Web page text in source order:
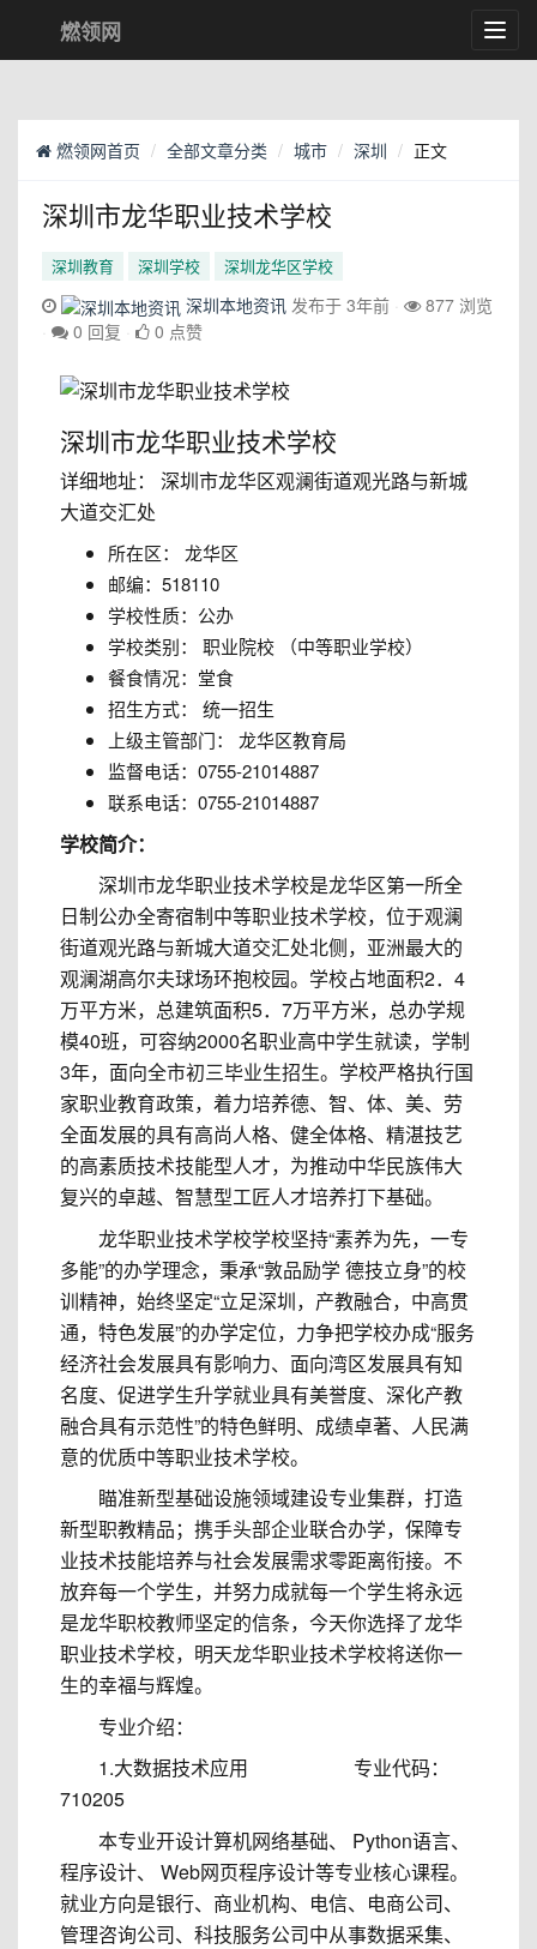
燃领网
燃领网首页 全部文章分类 城市 深圳 正文
深圳市龙华职业技术学校
深圳教育 深圳学校 深圳龙华区学校
深圳本地资讯 发布于 3年前
877 浏览
0 回复
0 点赞
深圳市龙华职业技术学校
详细地址： 深圳市龙华区观澜街道观光路与新城
大道交汇处
所在区： 龙华区
邮编：518110
学校性质：公办
学校类别： 职业院校 （中等职业学校）
餐食情况：堂食
招生方式： 统一招生
上级主管部门： 龙华区教育局
监督电话：0755-21014887
联系电话：0755-21014887
学校简介：
深圳市龙华职业技术学校是龙华区第一所全
日制公办全寄宿制中等职业技术学校，位于观澜
街道观光路与新城大道交汇处北侧，亚洲最大的
观澜湖高尔夫球场环抱校园。学校占地面积2．4
万平方米，总建筑面积5．7万平方米，总办学规
模40班，可容纳2000名职业高中学生就读，学制
3年，面向全市初三毕业生招生。学校严格执行国
家职业教育政策，着力培养德、智、体、美、劳
全面发展的具有高尚人格、健全体格、精湛技艺
的高素质技术技能型人才，为推动中华民族伟大
复兴的卓越、智慧型工匠人才培养打下基础。
龙华职业技术学校学校坚持“素养为先，一专
多能”的办学理念，秉承“敦品励学 德技立身”的校
训精神，始终坚定“立足深圳，产教融合，中高贯
通，特色发展”的办学定位，力争把学校办成“服务
经济社会发展具有影响力、面向湾区发展具有知
名度、促进学生升学就业具有美誉度、深化产教
融合具有示范性”的特色鲜明、成绩卓著、人民满
意的优质中等职业技术学校。
瞄准新型基础设施领域建设专业集群，打造
新型职教精品；携手头部企业联合办学，保障专
业技术技能培养与社会发展需求零距离衔接。不
放弃每一个学生，并努力成就每一个学生将永远
是龙华职校教师坚定的信条，今天你选择了龙华
职业技术学校，明天龙华职业技术学校将送你一
生的幸福与辉煌。
专业介绍：
1.大数据技术应用 专业代码：
710205
本专业开设计算机网络基础、 Python语言、
程序设计、 Web网页程序设计等专业核心课程。
就业方向是银行、商业机构、电信、电商公司、
管理咨询公司、科技服务公司中从事数据采集、